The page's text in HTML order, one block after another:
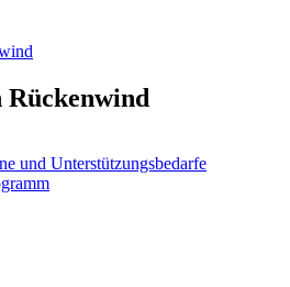
und Unterstützungsbedarfe